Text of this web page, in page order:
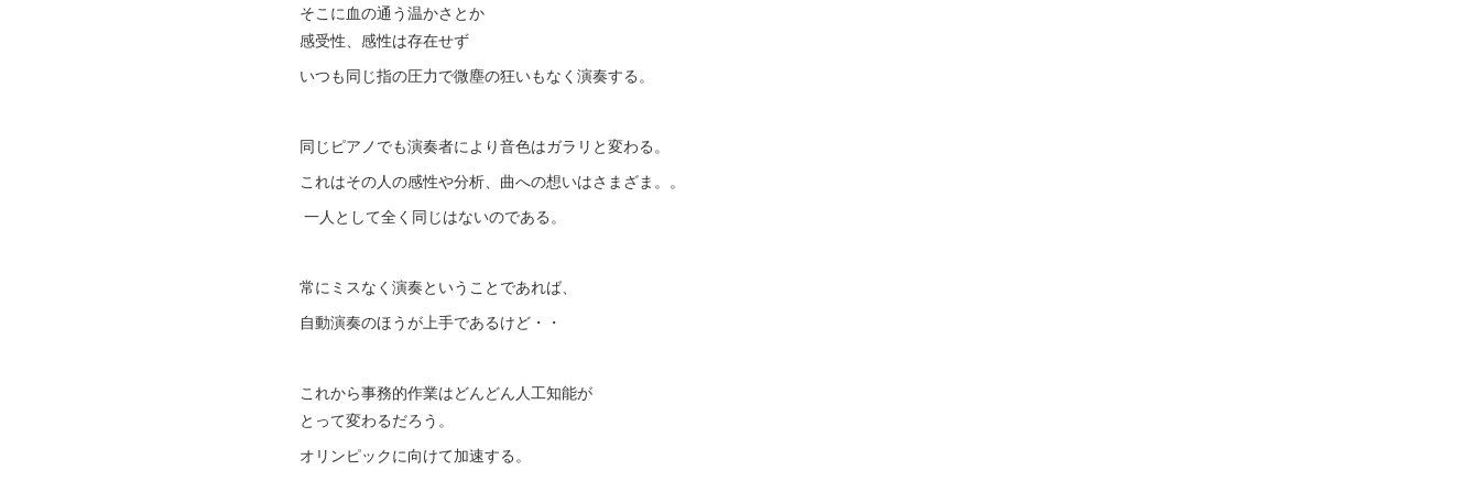
そこに血の通う温かさとか
感受性、感性は存在せず
いつも同じ指の圧力で微塵の狂いもなく演奏する。
同じピアノでも演奏者により音色はガラリと変わる。
これはその人の感性や分析、曲への想いはさまざま。。
一人として全く同じはないのである。
常にミスなく演奏ということであれば、
自動演奏のほうが上手であるけど・・
これから事務的作業はどんどん人工知能が
とって変わるだろう。
オリンピックに向けて加速する。